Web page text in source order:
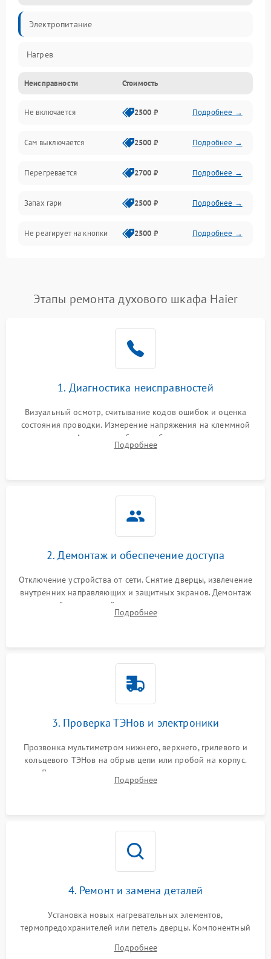
Электропитание
Нагрев
Неисправности Стоимость
Не включается 2500 ₽ Подробнее →
Сам выключается 2500 ₽ Подробнее →
Перегревается 2700 ₽ Подробнее →
Запах гари 2500 ₽ Подробнее →
Не реагирует на кнопки 2500 ₽ Подробнее →
Этапы ремонта духового шкафа Haier
1. Диагностика неисправностей
Визуальный осмотр, считывание кодов ошибок и оценка
состояния проводки. Измерение напряжения на клеммной
колодке. Анализ жалоб на проблемы с нагревом,
конвекцией, панелью управления или блокировкой дверцы.
Подробнее
2. Демонтаж и обеспечение доступа
Отключение устройства от сети. Снятие дверцы, извлечение
внутренних направляющих и защитных экранов. Демонтаж
задней или верхней панели для прямого доступа к
нагревательным элементам, плате и вентиляторам.
Подробнее
3. Проверка ТЭНов и электроники
Прозвонка мультиметром нижнего, верхнего, грилевого и
кольцевого ТЭНов на обрыв цепи или пробой на корпус.
Диагностика термостата, датчиков температуры,
переключателя режимов и мотора конвекции.
Подробнее
4. Ремонт и замена деталей
Установка новых нагревательных элементов,
термопредохранителей или петель дверцы. Компонентный
выгоревших реле, восстановление контактов и замена
Подробнее